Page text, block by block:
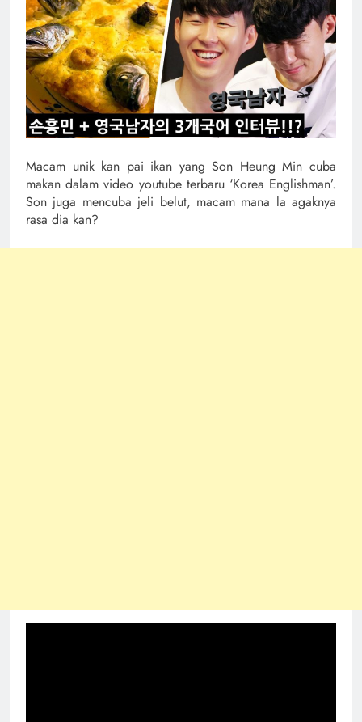
Macam unik kan pai ikan yang Son Heung Min cuba
makan dalam video youtube terbaru ‘Korea Englishman’.
Son juga mencuba jeli belut, macam mana la agaknya
rasa dia kan?